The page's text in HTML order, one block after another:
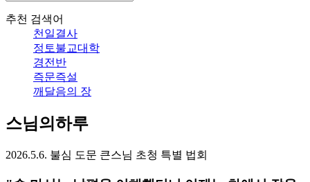
추천 검색어
천일결사
정토불교대학
경전반
즉문즉설
깨달음의 장
스님의하루
2026.5.6. 불심 도문 큰스님 초청 특별 법회